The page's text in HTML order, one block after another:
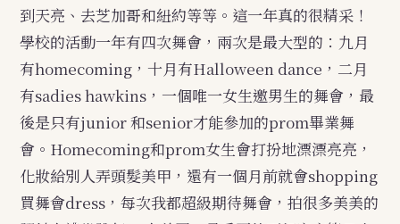
到天亮、去芝加哥和紐約等等。這一年真的很精采！
學校的活動一年有四次舞會，兩次是最大型的：九月
有homecoming，十月有Halloween dance，二月
有sadies hawkins， 一個唯一女生邀男生的舞會，最
後是只有junior 和senior才能參加的prom畢業舞
會。Homecoming和prom女生會打扮地漂漂亮亮，
化妝給別人弄頭髮美甲，還有一個月前就會shopping
買舞會dress，每次我都超級期待舞會，拍很多美美的